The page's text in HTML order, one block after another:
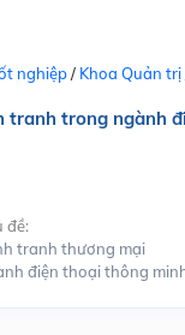
nghiệp/ Khoa Quản trị
tranh trong ngành
đề:
tranh thương mại
điện thoại thông